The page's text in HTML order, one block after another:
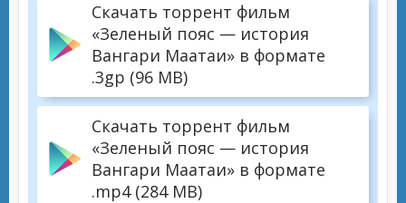
Скачать торрент фильм
«Зеленый пояс — история
Вангари Маатаи» в формате
.3gp (96 MB)
Скачать торрент фильм
«Зеленый пояс — история
Вангари Маатаи» в формате
.mp4 (284 MB)